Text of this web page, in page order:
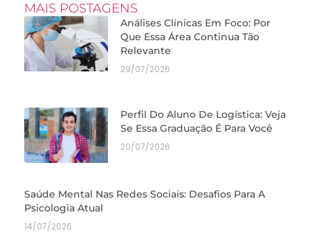
MAIS POSTAGENS
Análises Clínicas Em Foco: Por
Que Essa Área Continua Tão
Relevante
29/07/2026
Perfil Do Aluno De Logística: Veja
Se Essa Graduação É Para Você
20/07/2026
Saúde Mental Nas Redes Sociais: Desafios Para A
Psicologia Atual
14/07/2026